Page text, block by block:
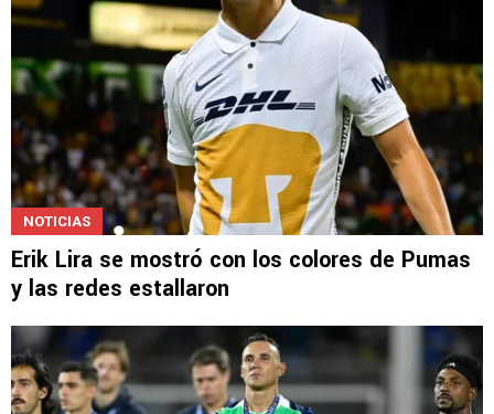
NOTICIAS
Erik Lira se mostró con los colores de Pumas
y las redes estallaron